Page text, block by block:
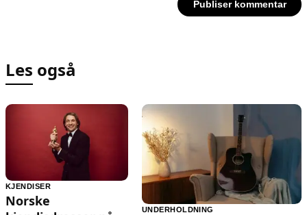
Les også
KJENDISER
Norske
UNDERHOLDNING